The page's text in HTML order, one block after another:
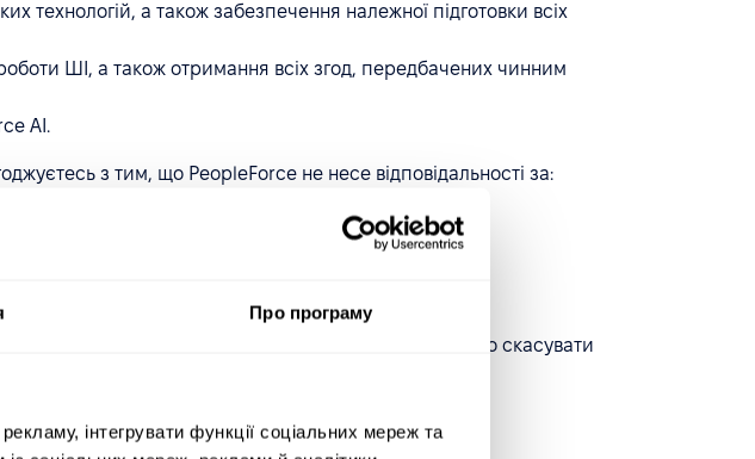
Про програму
інтегрувати функції соціальних мереж та
технологій, а також забезпечення належної підготовки всіх
ШІ, а також отримання всіх згод, передбачених чинним
AI.
з тим, що PeopleForce не несе відповідальності за:
чи наборам даних;
або іншим чином неприйнятні.
припинити його використання будь-коли або скасувати